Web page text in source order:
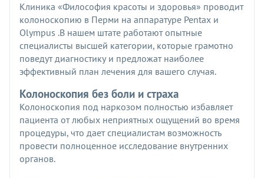
Клиника «Философия красоты и здоровья» проводит
колоноскопию в Перми на аппаратуре Pentax и
Olympus .В нашем штате работают опытные
специалисты высшей категории, которые грамотно
поведут диагностику и предложат наиболее
эффективный план лечения для вашего случая.
Колоноскопия без боли и страха
Колоноскопия под наркозом полностью избавляет
пациента от любых неприятных ощущений во время
процедуры, что дает специалистам возможность
провести полноценное исследование внутренних
органов.